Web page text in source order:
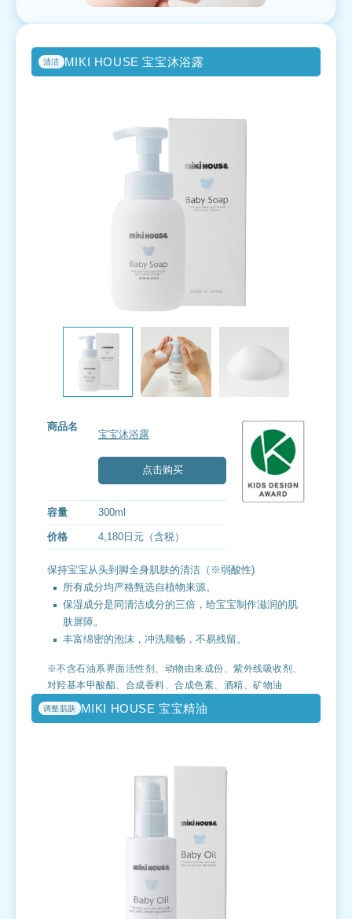
清洁 MIKI HOUSE 宝宝沐浴露
商品名
宝宝沐浴露
点击购买
容量 300ml
价格 4,180日元（含税）
保持宝宝从头到脚全身肌肤的清洁（※弱酸性)
所有成分均严格甄选自植物来源。
保湿成分是同清洁成分的三倍，给宝宝制作滋润的肌
肤屏障。
丰富绵密的泡沫，冲洗顺畅，不易残留。
※不含石油系界面活性剂、动物由来成份、紫外线吸收剂、
对羟基本甲酸酯、合成香料、合成色素、酒精、矿物油
调整肌肤 MIKI HOUSE 宝宝精油